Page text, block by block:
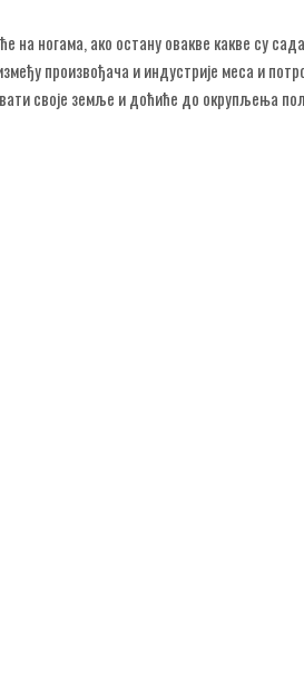
на ногама, ако остану овакве какве су
произвођача и индустрије меса и
своје земље и доћиће до окрупљења
Срему Шиду и Бачком Петровцу